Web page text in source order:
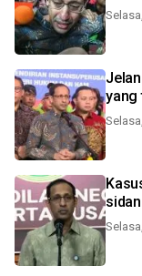
yang